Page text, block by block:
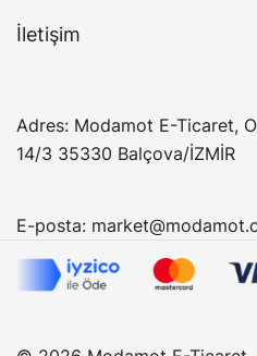
İletişim
Adres: Modamot E-Ticaret,
14/3 35330 Balçova/İZMİR
E-posta: